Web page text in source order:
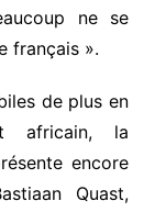
ne se
français ».
de plus en
africain, la
encore
Quast,